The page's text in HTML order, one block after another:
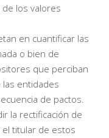
los valores
en cuantificar las
o bien de
que perciban
entidades
de pactos.
la rectificación de
titular de estos